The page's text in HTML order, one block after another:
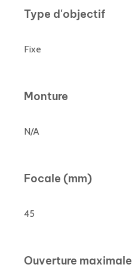
Type d'objectif
Fixe
Monture
N/A
Focale (mm)
45
Ouverture maximale